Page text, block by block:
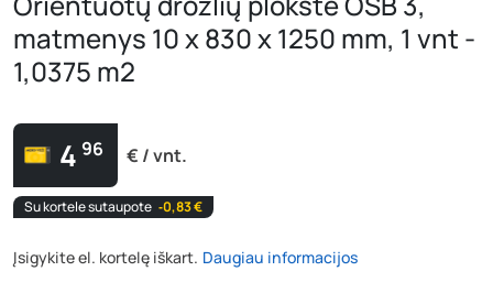
matmenys 10 x 830 x 1250 mm, 1 vnt -
1,0375 m2
4 96 € / vnt.
Su kortele sutaupote ‐0,83 €
Įsigykite el. kortelę iškart. Daugiau informacijos